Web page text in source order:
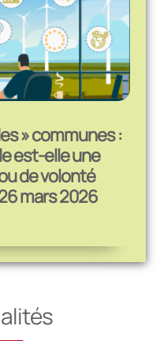
» communes :
est-elle une
de volonté
mars 2026